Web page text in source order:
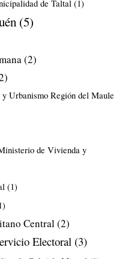
de Taltal (1)
(5)
(2)
Urbanismo Región del Maule
de Vivienda y
(1)
Central(2)
Electoral (3)